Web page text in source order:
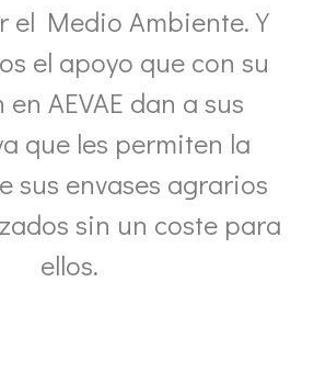
el Medio Ambiente. Y
el apoyo que con su
AEVAE dan a sus
que les permiten la
sus envases agrarios
sin un coste para
ellos.